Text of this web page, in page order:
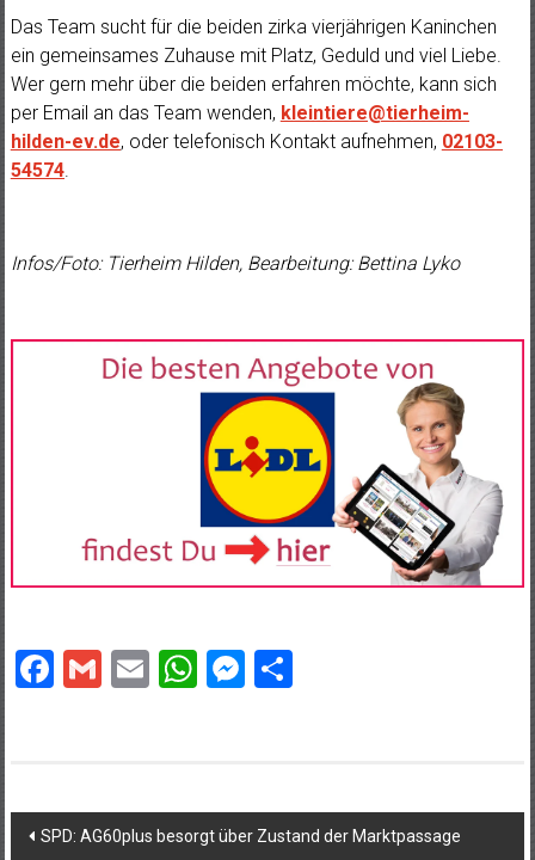
Das Team sucht für die beiden zirka vierjährigen Kaninchen
ein gemeinsames Zuhause mit Platz, Geduld und viel Liebe.
Wer gern mehr über die beiden erfahren möchte, kann sich
per Email an das Team wenden, kleintiere@tierheim-
hilden-ev.de, oder telefonisch Kontakt aufnehmen, 02103-
54574.
Infos/Foto: Tierheim Hilden, Bearbeitung: Bettina Lyko
Facebook
Gmail
EmailWhatsApp
Messenger
Teilen
Beitragsnavigation
SPD: AG60plus besorgt über Zustand der Marktpassage